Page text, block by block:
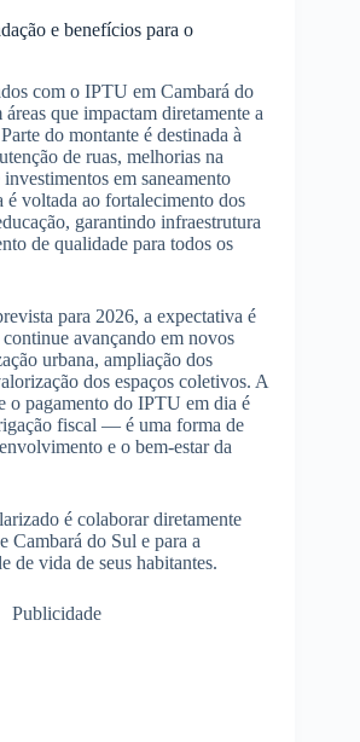
e benefícios para o
com o IPTU em Cambará do
que impactam diretamente a
do montante é destinada à
de ruas, melhorias na
em saneamento
é voltada ao fortalecimento dos
garantindo infraestrutura
de qualidade para todos os
para 2026, a expectativa é
avançando em novos
urbana, ampliação dos
dos espaços coletivos. A
o pagamento do IPTU em dia é
fiscal — é uma forma de
e o bem-estar da
é colaborar diretamente
Cambará do Sul e para a
de vida de seus habitantes.
Publicidade